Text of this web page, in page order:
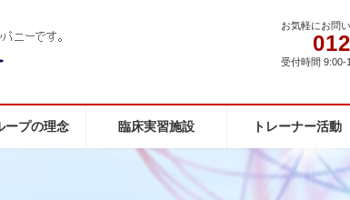
お気軽にお問
受付時間 9:00-
ープの理念 臨床実習施設 トレーナー活動